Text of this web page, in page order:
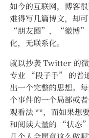
如今的互联网，博客
难得写几篇博文，却
“朋友圈”，“微博”
化，无联系化。
就以抄袭 Twitter 的
专业 “段子手” 的普
出一个完整的思想。
个事件的一个局部或
观看法 **，而如果想
和阅读大量的 “状态